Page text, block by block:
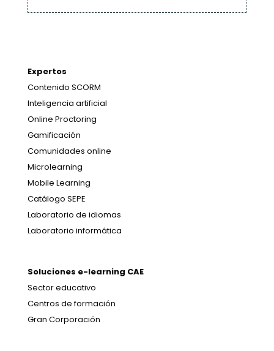
Expertos
Contenido SCORM
Inteligencia artificial
Online Proctoring
Gamificación
Comunidades online
Microlearning
Mobile Learning
Catálogo SEPE
Laboratorio de idiomas
Laboratorio informática
Soluciones e-learning CAE
Sector educativo
Centros de formación
Gran Corporación